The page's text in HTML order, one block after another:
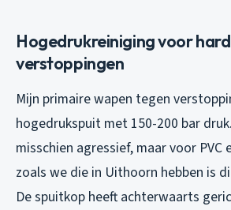
Hogedrukreiniging voor
verstoppingen
Mijn primaire wapen tegen
hogedrukspuit met 150-200 bar
misschien agressief, maar voor PVC
zoals we die in Uithoorn hebben is
De spuitkop heeft achterwaarts